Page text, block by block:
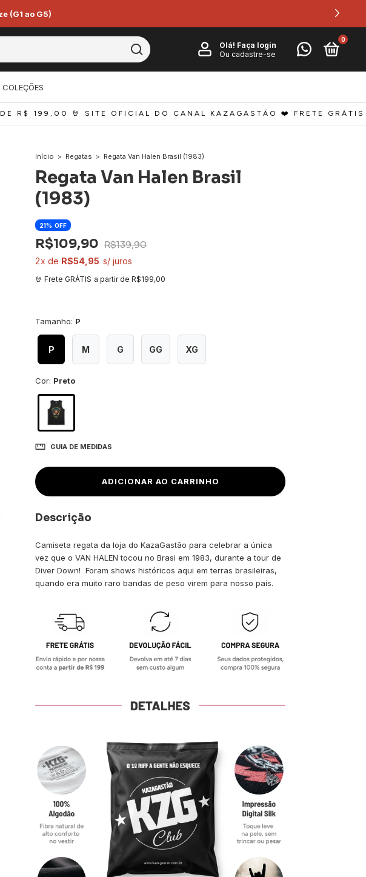
(G1 ao G5)
Olá! Faça login
Ou cadastre-se
0
COLEÇÕES
R$ 199,00 🤘 SITE OFICIAL DO CANAL KAZAGASTÃO ❤️ FRETE GRÁTIS A
Início > Regatas > Regata Van Halen Brasil (1983)
Regata Van Halen Brasil
(1983)
21 OFF
R$109,90 R$139,90
2 R$54,95
a partir de R$199,00
Tamanho: P
P M G GG XG
Cor: Preto
GUIA DE MEDIDAS
Descrição
Camiseta regata da loja do KazaGastão para celebrar a única
vez que o VAN HALEN tocou no Brasi em 1983, durante a tour de
Diver Down! Foram shows históricos aqui em terras brasileiras,
quando era muito raro bandas de peso virem para nosso país.